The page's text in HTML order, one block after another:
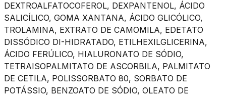
DEXTROALFATOCOFEROL, DEXPANTENOL, ÁCIDO
SALICÍLICO, GOMA XANTANA, ÁCIDO GLICÓLICO,
TROLAMINA, EXTRATO DE CAMOMILA, EDETATO
DISSÓDICO DI-HIDRATADO, ETILHEXILGLICERINA,
ÁCIDO FERÚLICO, HIALURONATO DE SÓDIO,
TETRAISOPALMITATO DE ASCORBILA, PALMITATO
DE CETILA, POLISSORBATO 80, SORBATO DE
POTÁSSIO, BENZOATO DE SÓDIO, OLEATO DE